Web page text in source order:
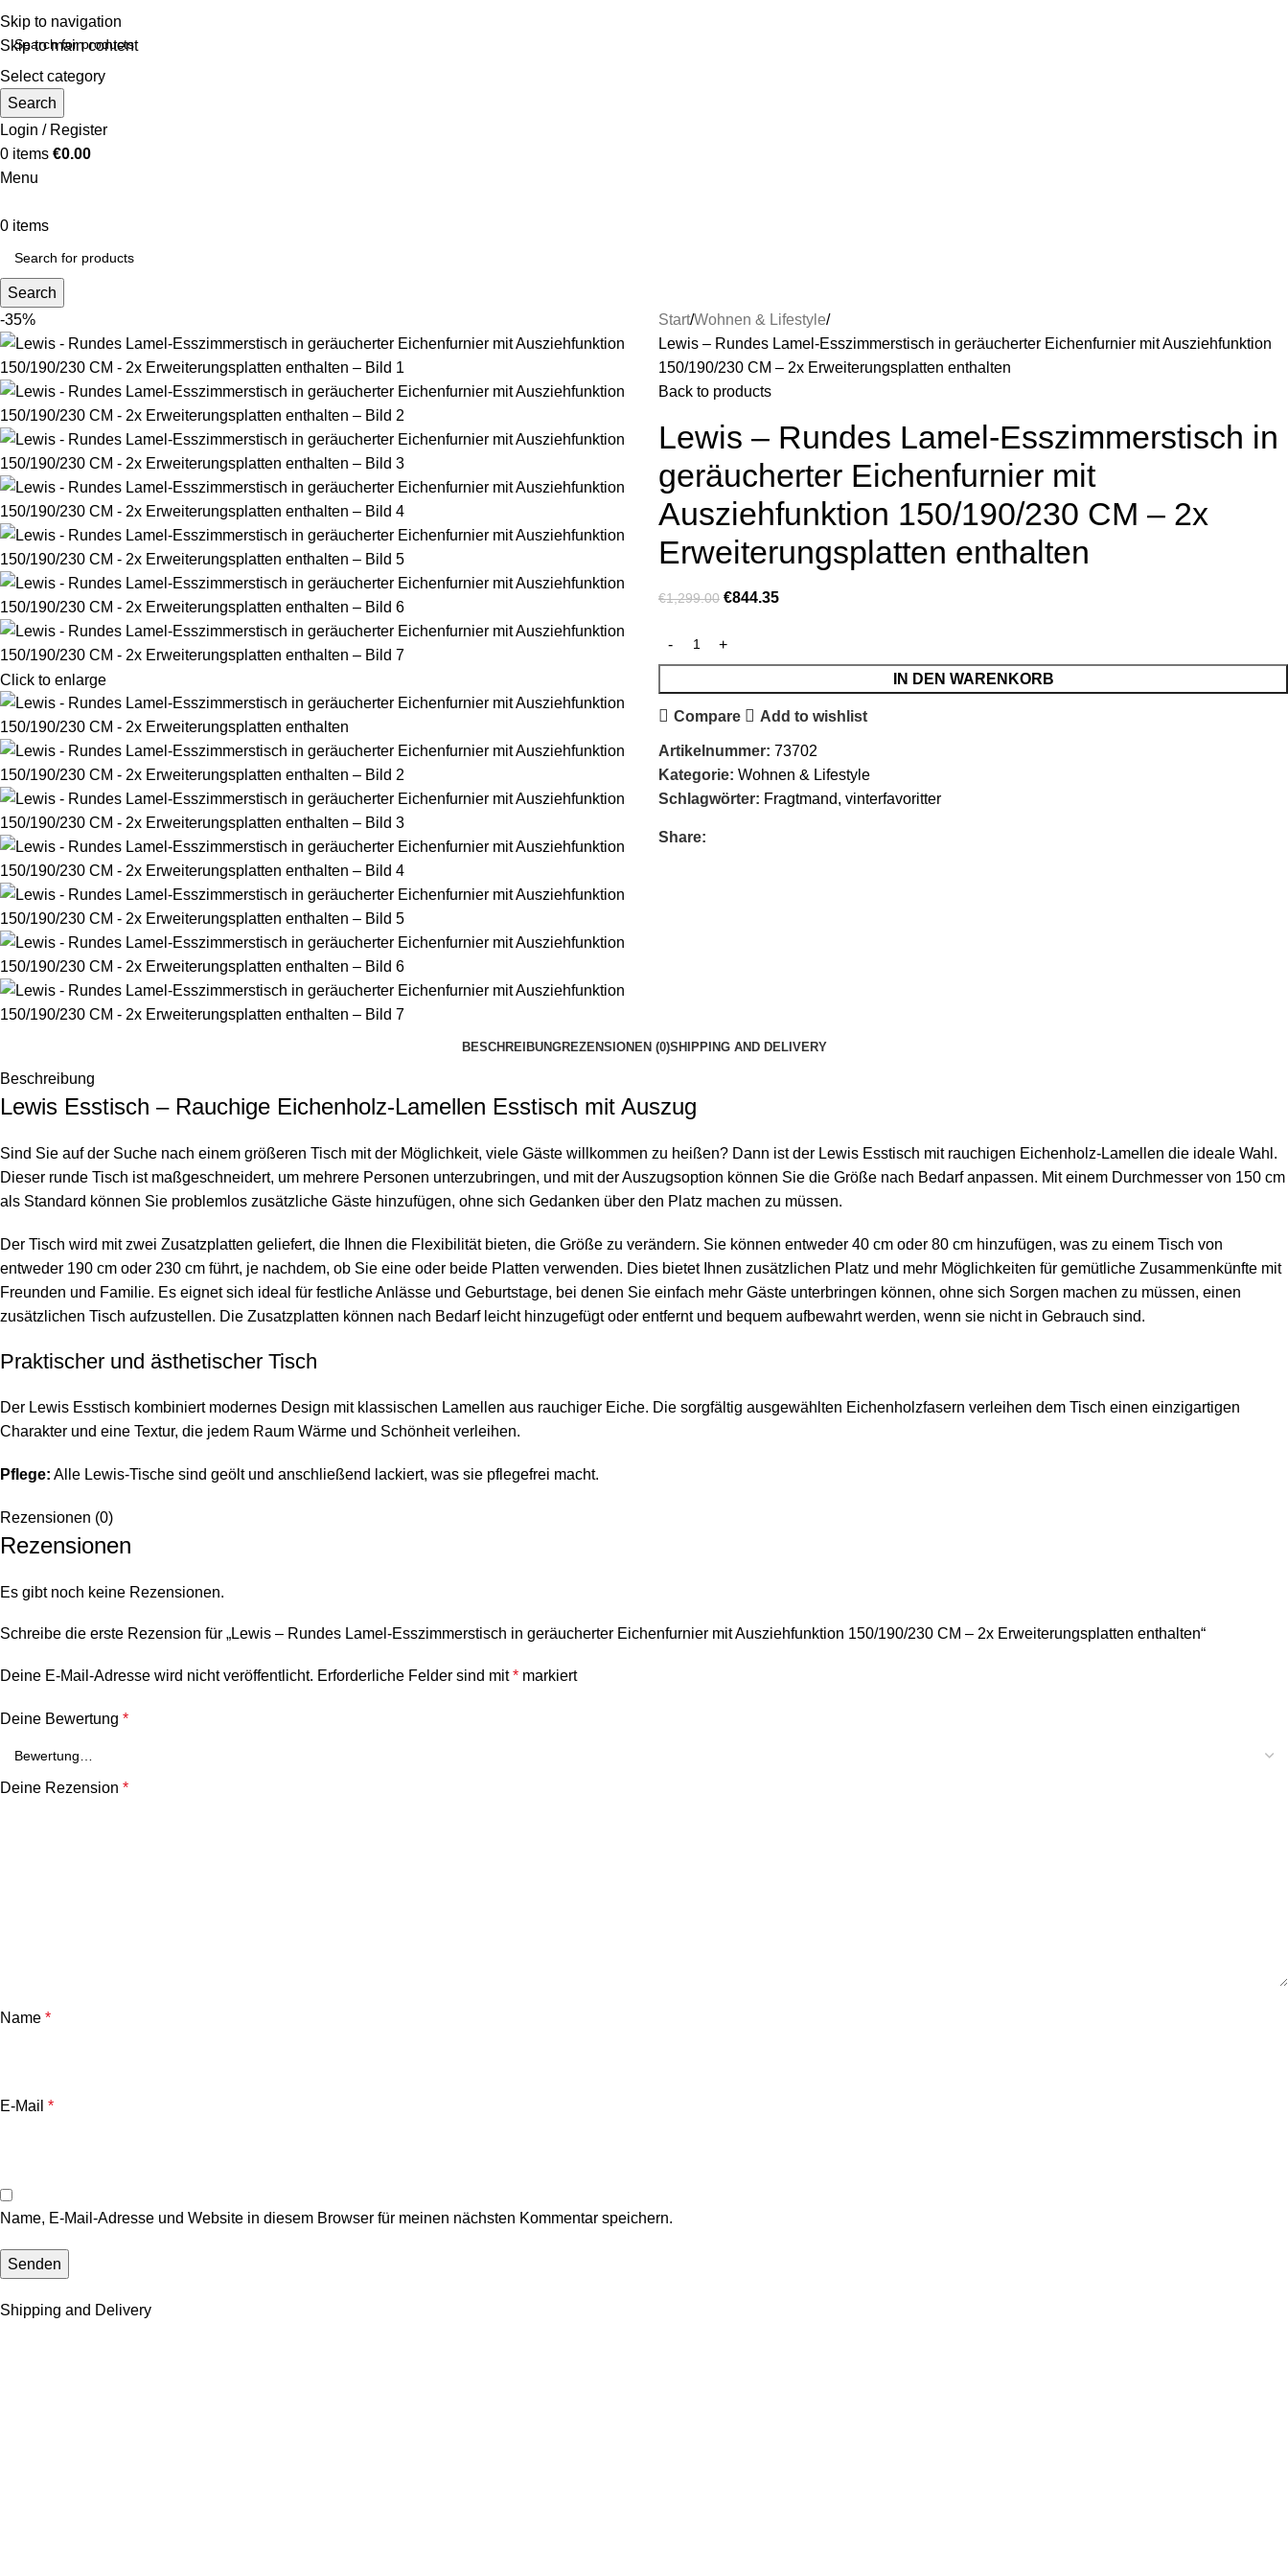
Skip to navigation
Skip to main content
Select category
Search
Login / Register
0 items €0.00
Menu
0 items
Search
-35%
Click to enlarge
Start Wohnen & Lifestyle
Lewis – Rundes Lamel-Esszimmerstisch in geräucherter Eichenfurnier mit Ausziehfunktion
150/190/230 CM – 2x Erweiterungsplatten enthalten
Back to products
Lewis – Rundes Lamel-Esszimmerstisch in
geräucherter Eichenfurnier mit
Ausziehfunktion 150/190/230 CM – 2x
Erweiterungsplatten enthalten
€1,299.00 €844.35
IN DEN WARENKORB
Compare Add to wishlist
Artikelnummer: 73702
Kategorie: Wohnen & Lifestyle
Schlagwörter: Fragtmand, vinterfavoritter
Share:
BESCHREIBUNGREZENSIONEN (0)SHIPPING AND DELIVERY
Beschreibung
Lewis Esstisch – Rauchige Eichenholz-Lamellen Esstisch mit Auszug
Sind Sie auf der Suche nach einem größeren Tisch mit der Möglichkeit, viele Gäste willkommen zu heißen? Dann ist der Lewis Esstisch mit rauchigen Eichenholz-Lamellen die ideale Wahl.
Dieser runde Tisch ist maßgeschneidert, um mehrere Personen unterzubringen, und mit der Auszugsoption können Sie die Größe nach Bedarf anpassen. Mit einem Durchmesser von 150 cm
als Standard können Sie problemlos zusätzliche Gäste hinzufügen, ohne sich Gedanken über den Platz machen zu müssen.
Der Tisch wird mit zwei Zusatzplatten geliefert, die Ihnen die Flexibilität bieten, die Größe zu verändern. Sie können entweder 40 cm oder 80 cm hinzufügen, was zu einem Tisch von
entweder 190 cm oder 230 cm führt, je nachdem, ob Sie eine oder beide Platten verwenden. Dies bietet Ihnen zusätzlichen Platz und mehr Möglichkeiten für gemütliche Zusammenkünfte mit
Freunden und Familie. Es eignet sich ideal für festliche Anlässe und Geburtstage, bei denen Sie einfach mehr Gäste unterbringen können, ohne sich Sorgen machen zu müssen, einen
zusätzlichen Tisch aufzustellen. Die Zusatzplatten können nach Bedarf leicht hinzugefügt oder entfernt und bequem aufbewahrt werden, wenn sie nicht in Gebrauch sind.
Praktischer und ästhetischer Tisch
Der Lewis Esstisch kombiniert modernes Design mit klassischen Lamellen aus rauchiger Eiche. Die sorgfältig ausgewählten Eichenholzfasern verleihen dem Tisch einen einzigartigen
Charakter und eine Textur, die jedem Raum Wärme und Schönheit verleihen.
Pflege: Alle Lewis-Tische sind geölt und anschließend lackiert, was sie pflegefrei macht.
Rezensionen (0)
Rezensionen
Es gibt noch keine Rezensionen.
Schreibe die erste Rezension für „Lewis – Rundes Lamel-Esszimmerstisch in geräucherter Eichenfurnier mit Ausziehfunktion 150/190/230 CM – 2x Erweiterungsplatten enthalten“
Deine E-Mail-Adresse wird nicht veröffentlicht. Erforderliche Felder sind mit* markiert
Deine Bewertung *
Deine Rezension *
Name *
E-Mail *
Name, E-Mail-Adresse und Website in diesem Browser für meinen nächsten Kommentar speichern.
Shipping and Delivery